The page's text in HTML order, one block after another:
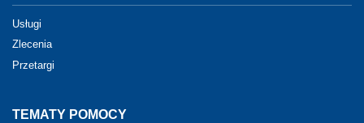
Usługi
Zlecenia
Przetargi
TEMATY POMOCY